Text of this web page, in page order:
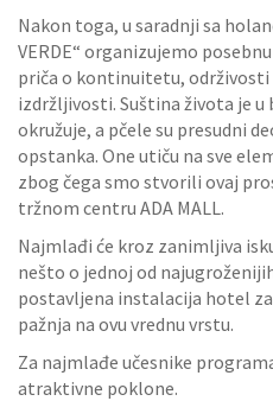
Nakon toga, u saradnji sa
VERDE“ organizujemo
priča o kontinuitetu, održivosti
izdržljivosti. Suština života je
okružuje, a pčele su presudni
opstanka. One utiču na sve
zbog čega smo stvorili ovaj
tržnom centru ADA MALL.
Najmlađi će kroz zanimljiva
nešto o jednoj od
postavljena instalacija hotel
pažnja na ovu vrednu vrstu.
Za najmlađe učesnike
atraktivne poklone.